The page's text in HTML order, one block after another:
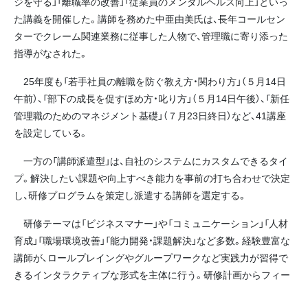
た講義を開催した。講師を務めた中亜由美氏は、長年コールセン
ターでクレーム関連業務に従事した人物で、管理職に寄り添った
指導がなされた。
25年度も「若手社員の離職を防ぐ教え方・関わり方」（５月14日
午前）、「部下の成長を促すほめ方・叱り方」（５月14日午後）、「新任
管理職のためのマネジメント基礎」（７月23日終日）など、41講座
を設定している。
一方の「講師派遣型」は、自社のシステムにカスタムできるタイ
プ。解決したい課題や向上すべき能力を事前の打ち合わせで決定
し、研修プログラムを策定し派遣する講師を選定する。
研修テーマは「ビジネスマナー」や「コミュニケーション」「人材
育成」「職場環境改善」「能力開発・課題解決」など多数。経験豊富な
講師が、ロールプレイングやグループワークなど実践力が習得で
きるインタラクティブな形式を主体に行う。研修計画からフィー